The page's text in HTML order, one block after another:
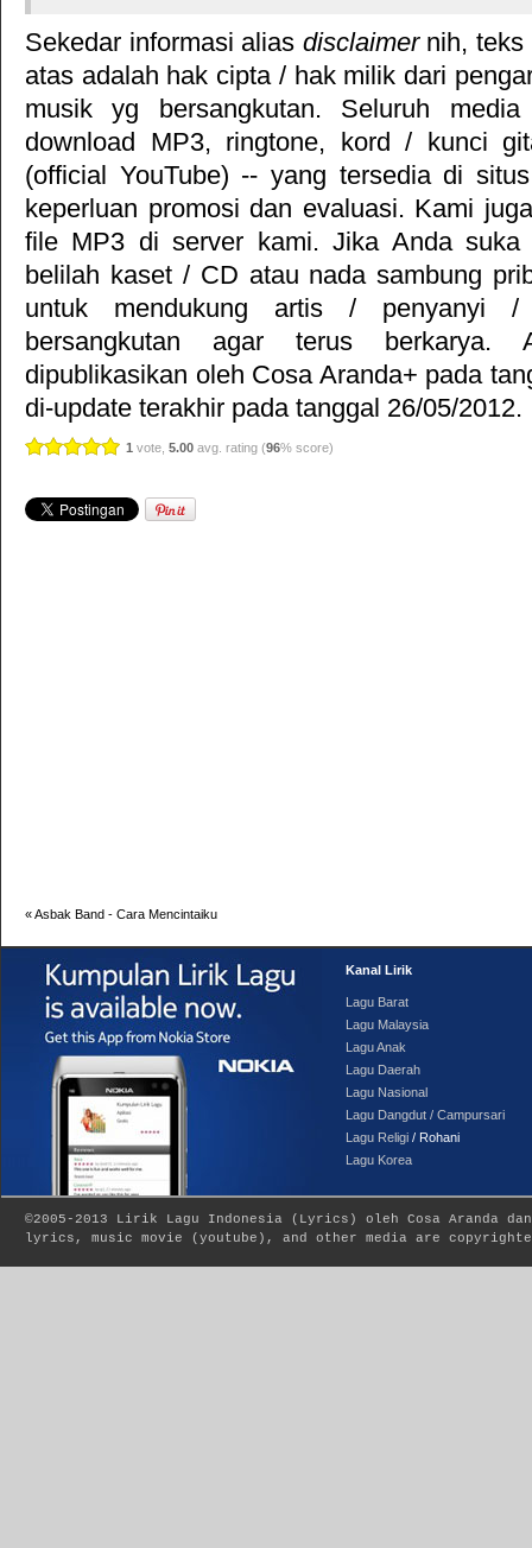
Sekedar informasi alias disclaimernih, teks
atas adalah hak cipta / hak milik dari
musik yg bersangkutan. Seluruh
download MP3, ringtone, kord / kunci
(official YouTube) -- yang tersedia di
keperluan promosi dan evaluasi. Kami
file MP3 di server kami. Jika Anda
belilah kaset / CD atau nada sambung
untuk mendukung artis / penyanyi
bersangkutan agar terus berkarya.
dipublikasikan oleh Cosa Aranda+ pada
di-update terakhir pada tanggal 26/05/2012.
1 vote, 5.00 avg. rating (96% score)
«Asbak Band - Cara Mencintaiku
Kanal Lirik
Lagu Barat
Lagu Malaysia
Lagu Anak
Lagu Daerah
Lagu Nasional
Lagu Dangdut / Campursari
Lagu Religi / Rohani
Lagu Korea
©2005-2013 Lirik Lagu Indonesia ( Lyrics ) oleh Cosa Aranda
lyrics, music movie (youtube), and other media are